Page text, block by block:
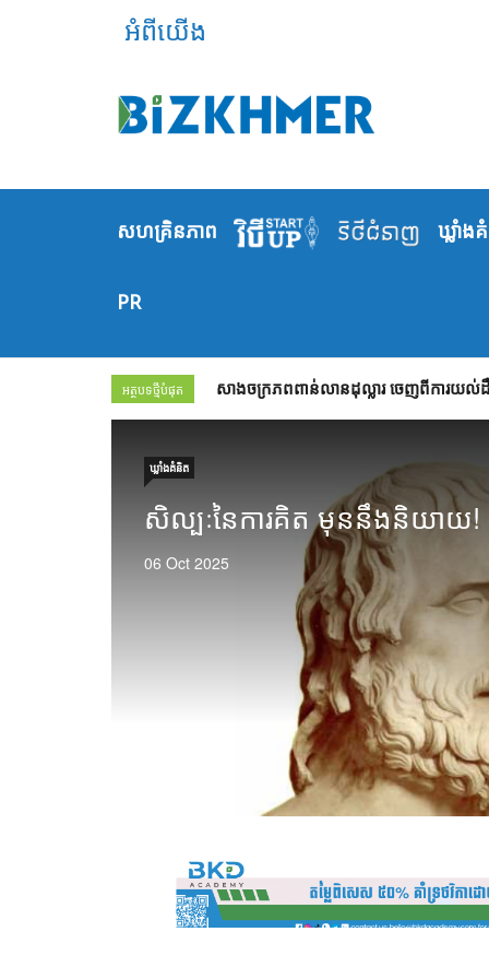
អំពីយើង
សហគ្រិនភាព ឃ្លាំង​
PR
អត្ថបទថ្មីបំផុត សាងចក្រភពពាន់លានដុល្លារ ចេញពីការយ
ឃ្លាំង​គំនិត
សិល្បៈនៃការគិត មុននឹងនិយាយ!
06 Oct 2025